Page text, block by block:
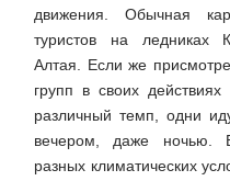
движения. Обычная
туристов на ледниках
Алтая. Если же
групп в своих
различный темп, одни
вечером, даже ночью.
разных климатических